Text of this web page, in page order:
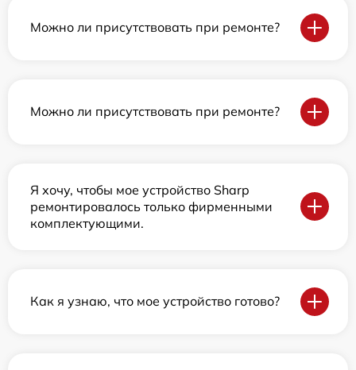
Можно ли присутствовать при ремонте?
Можно ли присутствовать при ремонте?
Я хочу, чтобы мое устройство Sharp
ремонтировалось только фирменными
комплектующими.
Как я узнаю, что мое устройство готово?